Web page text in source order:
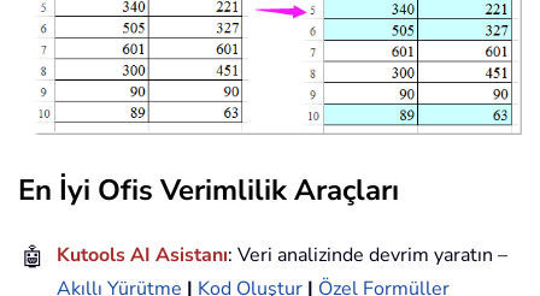
En İyi Ofis Verimlilik Araçları
🤖 Kutools AI Asistanı: Veri analizinde devrim yaratın –
Akıllı Yürütme | Kod Oluştur | Özel Formüller